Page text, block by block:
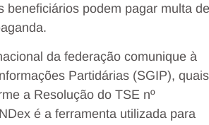
beneficiários podem pagar multa de
da federação comunique à
Partidárias (SGIP), quais
a Resolução do TSE nº
é a ferramenta utilizada para